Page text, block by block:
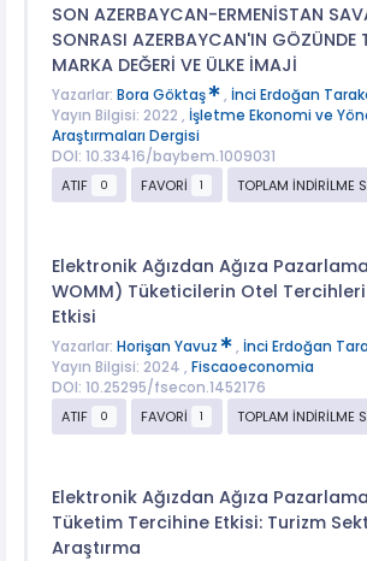
SON AZERBAYCAN-ERMENİSTAN
SONRASI AZERBAYCAN'IN GÖZÜNDE
MARKA DEĞERİ VE ÜLKE İMAJİ
Yazarlar: Bora Göktaş , İnci Erdoğan
Yayın Bilgisi: 2022 , İşletme Ekonomi ve
Araştırmaları Dergisi
DOI: 10.33416/baybem.1009031
ATIF
0 FAVORİ 1 TOPLAM İNDİRİLME
Elektronik Ağızdan Ağıza
WOMM) Tüketicilerin Otel
Etkisi
Yazarlar: Horişan Yavuz , İnci Erdoğan
Yayın Bilgisi: 2024 , Fiscaoeconomia
DOI: 10.25295/fsecon.1452176
ATIF
0 FAVORİ 1 TOPLAM İNDİRİLME
Elektronik Ağızdan Ağıza
Tüketim Tercihine Etkisi: Turizm
Araştırma